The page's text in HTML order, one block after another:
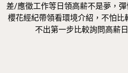
差/應徵工作等日領高薪不是夢，彈
櫻花經紀帶領看環境介紹，不怕
不出第一步比較詢問高薪